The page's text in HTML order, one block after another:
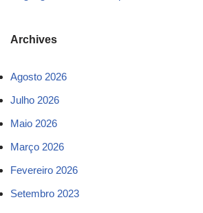
Archives
Agosto 2026
Julho 2026
Maio 2026
Março 2026
Fevereiro 2026
Setembro 2023